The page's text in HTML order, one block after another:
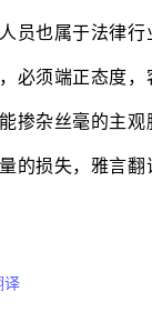
员也属于法律行
必须端正态度
掺杂丝毫的主观
的损失，雅言翻
译